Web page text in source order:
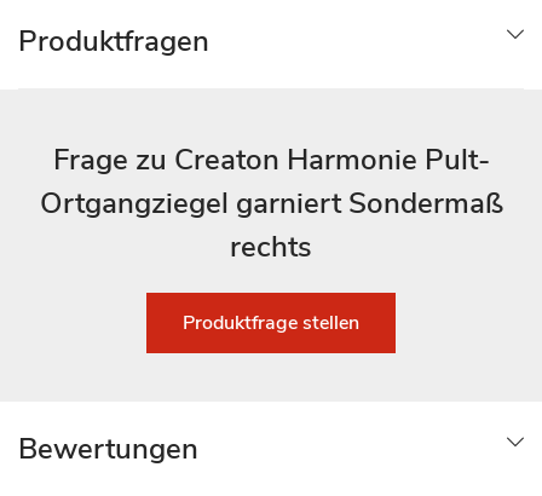
Produktfragen
Frage zu Creaton Harmonie Pult-
Ortgangziegel garniert Sondermaß
rechts
Produktfrage stellen
Bewertungen